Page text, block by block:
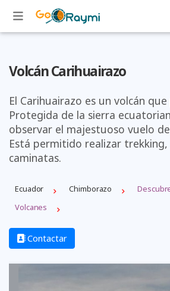
Volcán Carihuairazo
El Carihuairazo es un volcán
Protegida de la sierra
observar el majestuoso vuelo
Está permitido realizar trekking,
caminatas.
Ecuador Chimborazo
Volcanes
Contactar